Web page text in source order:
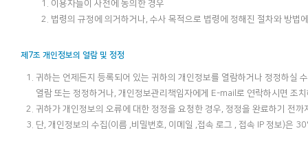
이용자들이 사전에 동의한 경우
법령의 규정에 의거하거나, 수사 목적으로 법령에 정해진 절차와 방법
제7조 개인정보의 열람 및 정정
귀하는 언제든지 등록되어 있는 귀하의 개인정보를 열람하거나 정정하실
열람 또는 정정하거나, 개인정보관리책임자에게 E-mail로 연락하시면 조
귀하가 개인정보의 오류에 대한 정정을 요청한 경우, 정정을 완료하기 전
단, 개인정보의 수집(이름 ,비밀번호, 이메일 ,접속 로그 , 접속 IP 정보)은